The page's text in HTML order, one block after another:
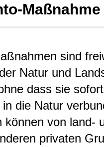
sind
Natur und
dass sie
die Natur
können von land-
privaten